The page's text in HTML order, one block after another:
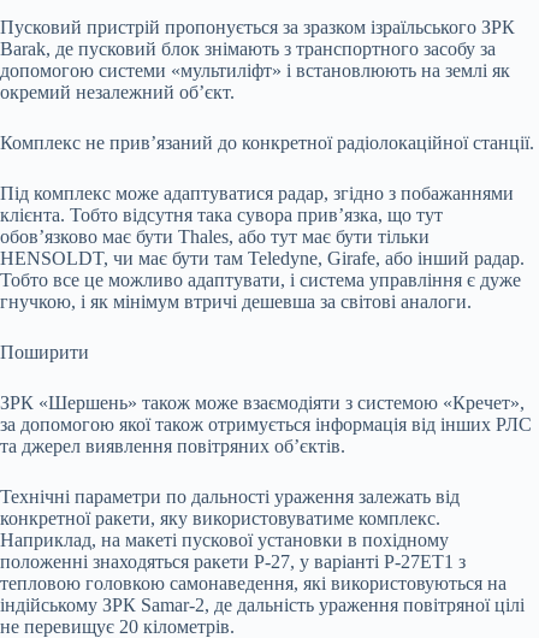
Пусковий пристрій пропонується за зразком ізраїльського ЗРК
Barak, де пусковий блок знімають з транспортного засобу за
допомогою системи «мультиліфт» і встановлюють на землі як
окремий незалежний об’єкт.
Комплекс не прив’язаний до конкретної радіолокаційної станції.
Під комплекс може адаптуватися радар, згідно з побажаннями
клієнта. Тобто відсутня така сувора прив’язка, що тут
обов’язково має бути Thales, або тут має бути тільки
HENSOLDT, чи має бути там Teledyne, Girafe, або інший радар.
Тобто все це можливо адаптувати, і система управління є дуже
гнучкою, і як мінімум втричі дешевша за світові аналоги.
Поширити
ЗРК «Шершень» також може взаємодіяти з системою «Кречет»,
за допомогою якої також отримується інформація від інших РЛС
та джерел виявлення повітряних об’єктів.
Технічні параметри по дальності ураження залежать від
конкретної ракети, яку використовуватиме комплекс.
Наприклад, на макеті пускової установки в похідному
положенні знаходяться ракети Р-27, у варіанті Р-27ЕТ1 з
тепловою головкою самонаведення, які використовуються на
індійському ЗРК Samar-2, де дальність ураження повітряної цілі
не перевищує 20 кілометрів.